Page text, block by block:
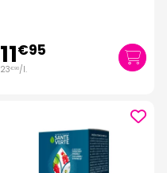
11€95
23€90/l.